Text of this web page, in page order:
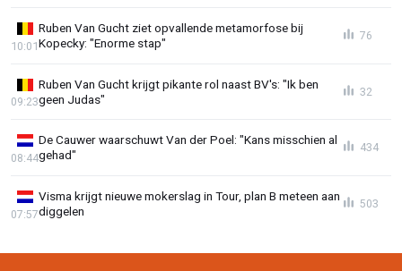
Ruben Van Gucht ziet opvallende metamorfose bij
Kopecky: "Enorme stap"
10:01
76
Ruben Van Gucht krijgt pikante rol naast BV's: "Ik ben
geen Judas"
09:23
32
De Cauwer waarschuwt Van der Poel: "Kans misschien al
gehad"
08:44
434
Visma krijgt nieuwe mokerslag in Tour, plan B meteen aan
diggelen
07:57
503